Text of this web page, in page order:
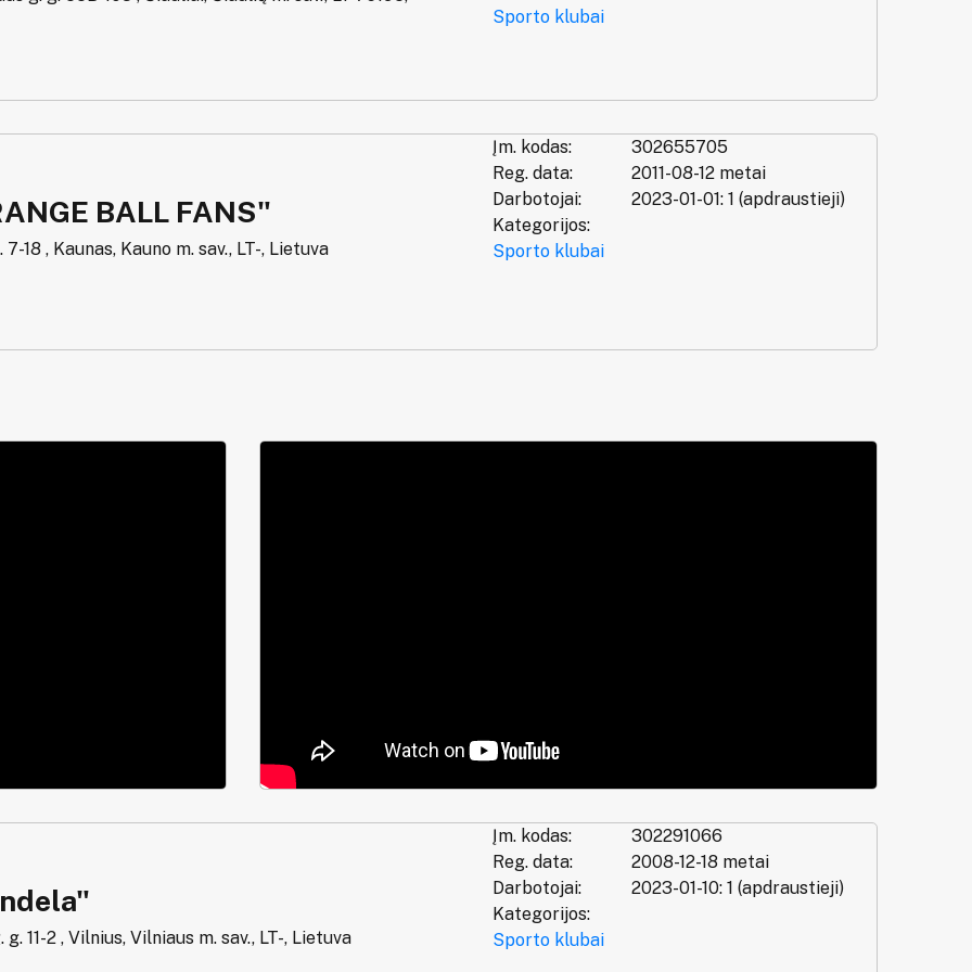
Sporto klubai
BALL FANS"
18 , Kaunas, Kauno m. sav., LT-, Lietuva
Įm. kodas:
302655705
Reg. data:
2011-08-12 metai
Darbotojai:
2023-01-01: 1 (apdraustieji)
Kategorijos:
Sporto klubai
11-2 , Vilnius, Vilniaus m. sav., LT-, Lietuva
Įm. kodas:
302291066
Reg. data:
2008-12-18 metai
Darbotojai:
2023-01-10: 1 (apdraustieji)
Kategorijos:
Sporto klubai